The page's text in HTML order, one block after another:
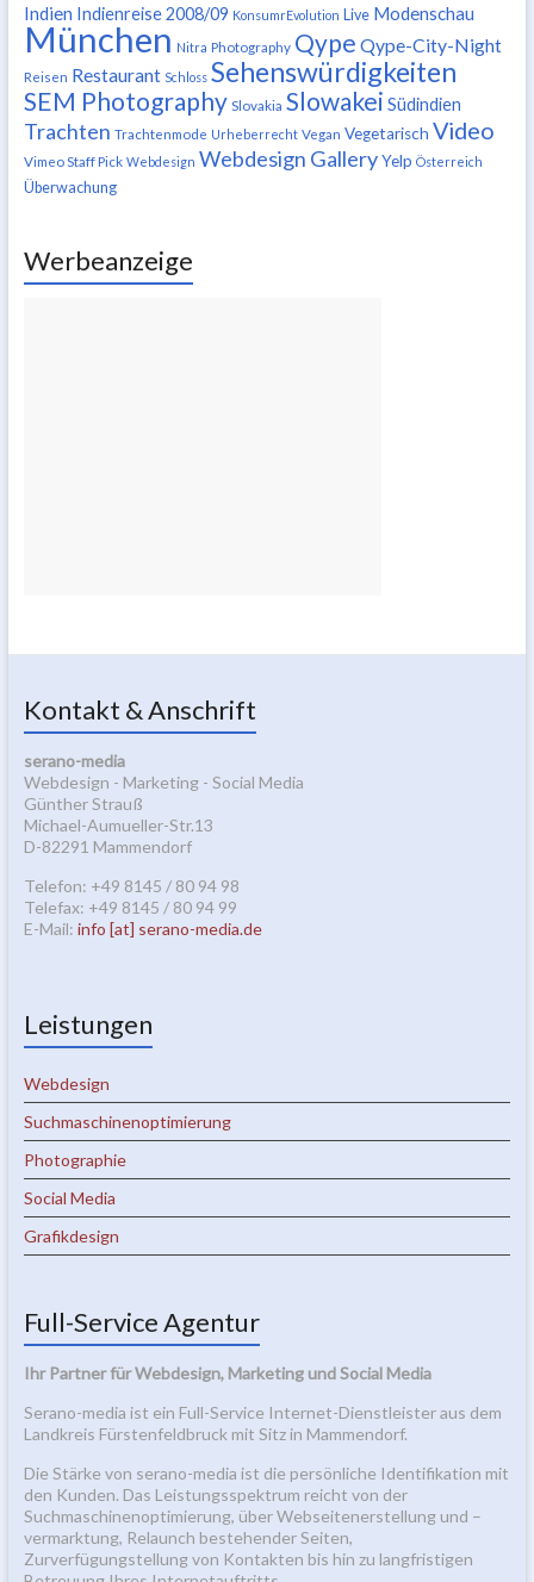
Indien Indienreise 2008/09 KonsumrEvolution Live Modenschau
München Nitra Photography Qype Qype-City-Night
Reisen Restaurant Schloss Sehenswürdigkeiten
SEM Photography Slovakia Slowakei Südindien
Trachten Trachtenmode Urheberrecht Vegan Vegetarisch Video
Vimeo Staff Pick Webdesign Webdesign Gallery Yelp Österreich
Überwachung
Werbeanzeige
Kontakt & Anschrift
serano-media
Webdesign - Marketing - Social Media
Günther Strauß
Michael-Aumueller-Str.13
D-82291 Mammendorf
Telefon: +49 8145 / 80 94 98
Telefax: +49 8145 / 80 94 99
E-Mail: info [at] serano-media.de
Leistungen
Webdesign
Suchmaschinenoptimierung
Photographie
Social Media
Grafikdesign
Full-Service Agentur
Ihr Partner für Webdesign, Marketing und Social Media
Serano-media ist ein Full-Service Internet-Dienstleister aus dem
Landkreis Fürstenfeldbruck mit Sitz in Mammendorf.
Die Stärke von serano-media ist die persönliche Identifikation mit
den Kunden. Das Leistungsspektrum reicht von der
Suchmaschinenoptimierung, über Webseitenerstellung und –
vermarktung, Relaunch bestehender Seiten,
Zurverfügungstellung von Kontakten bis hin zu langfristigen